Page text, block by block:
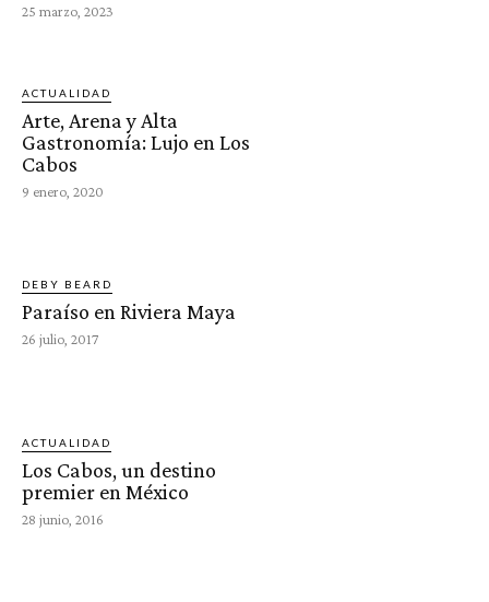
25 marzo, 2023
ACTUALIDAD
Arte, Arena y Alta
Gastronomía: Lujo en Los
Cabos
9 enero, 2020
DEBY BEARD
Paraíso en Riviera Maya
26 julio, 2017
ACTUALIDAD
Los Cabos, un destino
premier en México
28 junio, 2016